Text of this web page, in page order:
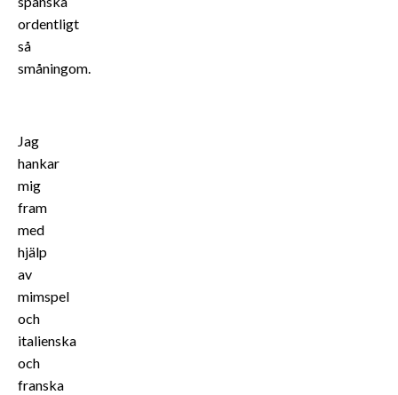
ordentligt
så
småningom.
Jag
hankar
mig
fram
med
hjälp
av
mimspel
och
italienska
och
franska